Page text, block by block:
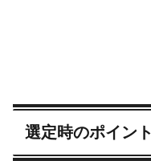
選定時のポイント